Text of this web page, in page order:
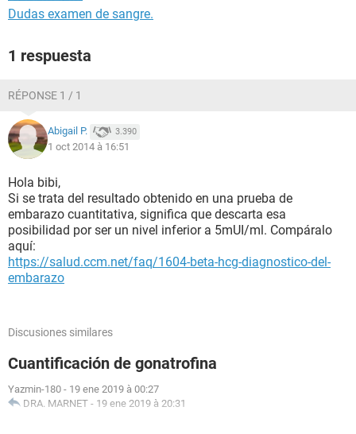
Dudas examen de sangre.
1 respuesta
RÉPONSE 1 / 1
Abigail P. 3.390
1 oct 2014 à 16:51
Hola bibi,
Si se trata del resultado obtenido en una prueba de
embarazo cuantitativa, significa que descarta esa
posibilidad por ser un nivel inferior a 5mUI/ml. Compáralo
aquí:
https://salud.ccm.net/faq/1604-beta-hcg-diagnostico-del-
embarazo
Discusiones similares
Cuantificación de gonatrofina
Yazmin-180 - 19 ene 2019 à 00:27
DRA. MARNET - 19 ene 2019 à 20:31